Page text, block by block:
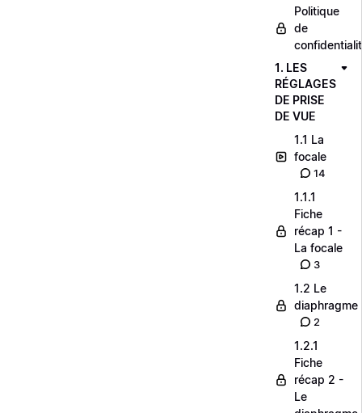
Politique
de
1. LES
RÉGLAGES
DE PRISE
DE VUE
1.1 La
focale
14
1.1.1
Fiche
récap 1 -
La focale
3
1.2 Le
diaphragme
2
1.2.1
Fiche
récap 2 -
Le